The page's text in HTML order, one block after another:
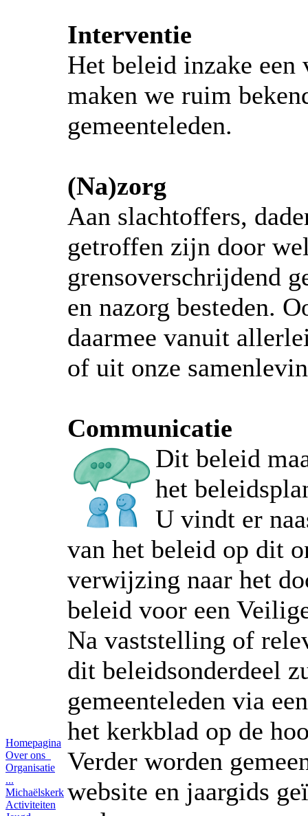
Homepagina
Over ons
Organisatie
...
Michaëlskerk
Activiteiten
Interventie
Het beleid inzake een
maken we ruim
gemeenteleden.
(Na)zorg
Aan slachtoffers,
getroffen zijn door
grensoverschrijdend
en nazorg besteden.
daarmee vanuit
of uit onze
Communicatie
Dit beleid
het
U vindt er
van het beleid op dit
verwijzing naar het
beleid voor een
Na vaststelling of
dit beleidsonderdeel
gemeenteleden via
het kerkblad op de
Verder worden
website en jaargids g